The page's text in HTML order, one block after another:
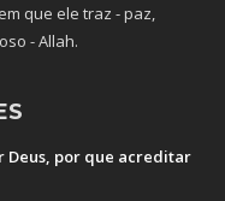
que ele traz - paz,
- Allah.
Deus, por que acreditar